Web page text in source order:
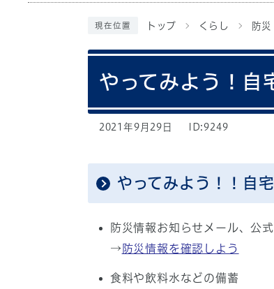
現在位置 トップ くらし 防
やってみよう！自
2021年9月29日 ID:9249
やってみよう！！自
防災情報お知らせメール、公
→ 防災情報を確認しよう
食料や飲料水などの備蓄